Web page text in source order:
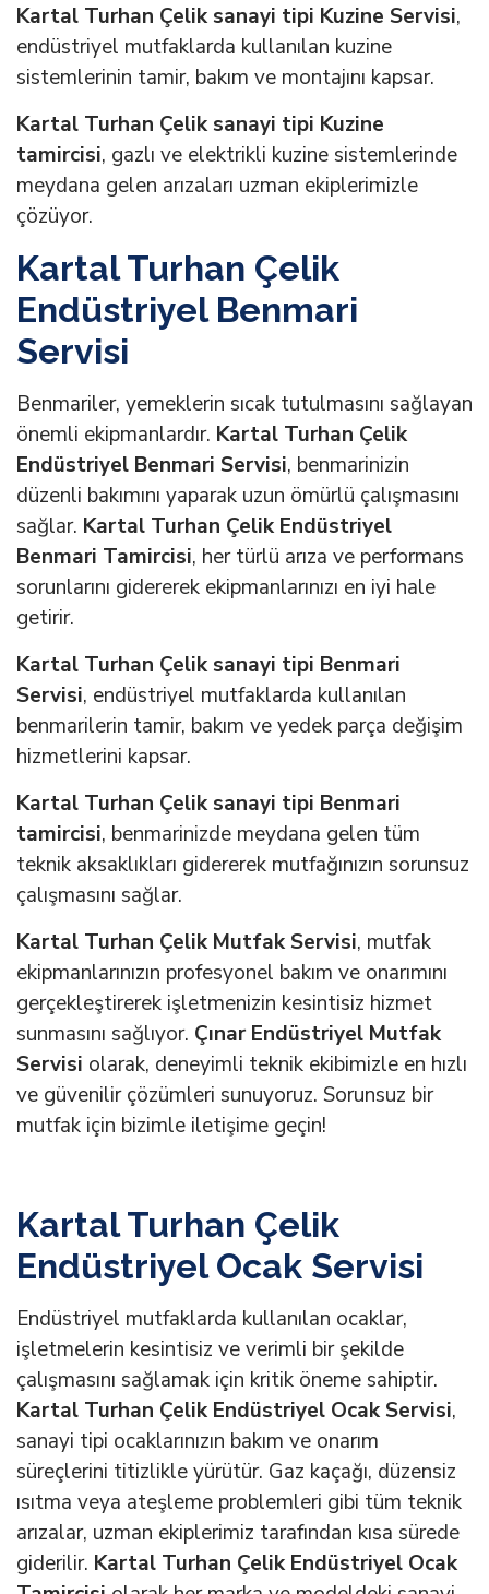
Kartal Turhan Çelik sanayi tipi Kuzine Servisi,
endüstriyel mutfaklarda kullanılan kuzine
sistemlerinin tamir, bakım ve montajını kapsar.
Kartal Turhan Çelik sanayi tipi Kuzine
tamircisi, gazlı ve elektrikli kuzine sistemlerinde
meydana gelen arızaları uzman ekiplerimizle
çözüyor.
Kartal Turhan Çelik
Endüstriyel Benmari
Servisi
Benmariler, yemeklerin sıcak tutulmasını sağlayan
önemli ekipmanlardır. Kartal Turhan Çelik
Endüstriyel Benmari Servisi, benmarinizin
düzenli bakımını yaparak uzun ömürlü çalışmasını
sağlar. Kartal Turhan Çelik Endüstriyel
Benmari Tamircisi, her türlü arıza ve performans
sorunlarını gidererek ekipmanlarınızı en iyi hale
getirir.
Kartal Turhan Çelik sanayi tipi Benmari
Servisi, endüstriyel mutfaklarda kullanılan
benmarilerin tamir, bakım ve yedek parça değişim
hizmetlerini kapsar.
Kartal Turhan Çelik sanayi tipi Benmari
tamircisi, benmarinizde meydana gelen tüm
teknik aksaklıkları gidererek mutfağınızın sorunsuz
çalışmasını sağlar.
Kartal Turhan Çelik Mutfak Servisi, mutfak
ekipmanlarınızın profesyonel bakım ve onarımını
gerçekleştirerek işletmenizin kesintisiz hizmet
sunmasını sağlıyor. Çınar Endüstriyel Mutfak
Servisi olarak, deneyimli teknik ekibimizle en hızlı
ve güvenilir çözümleri sunuyoruz. Sorunsuz bir
mutfak için bizimle iletişime geçin!
Kartal Turhan Çelik
Endüstriyel Ocak Servisi
Endüstriyel mutfaklarda kullanılan ocaklar,
işletmelerin kesintisiz ve verimli bir şekilde
çalışmasını sağlamak için kritik öneme sahiptir.
Kartal Turhan Çelik Endüstriyel Ocak Servisi,
sanayi tipi ocaklarınızın bakım ve onarım
süreçlerini titizlikle yürütür. Gaz kaçağı, düzensiz
ısıtma veya ateşleme problemleri gibi tüm teknik
arızalar, uzman ekiplerimiz tarafından kısa sürede
giderilir. Kartal Turhan Çelik Endüstriyel Ocak